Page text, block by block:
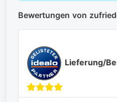
Bewertungen von
Lieferung/